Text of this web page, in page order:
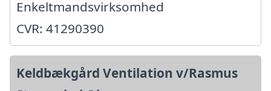
Enkeltmandsvirksomhed
CVR: 41290390
Keldbækgård Ventilation v/Rasmus